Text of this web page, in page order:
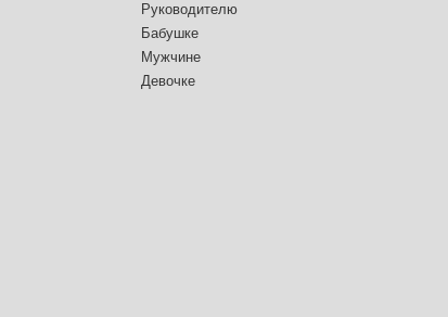
Руководителю
Бабушке
Мужчине
Девочке